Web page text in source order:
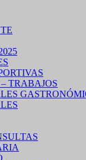
TRABAJOS